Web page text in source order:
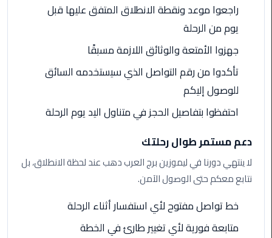
مطار
القاهرة
ليموزين
الدقي
للاسكندرية
ليموزين
العجوزه
ليموزين
راجعوا موعد ونقطة الانطلاق المتفق عليها قبل
يوم من الرحلة
جهزوا الأمتعة والوثائق اللازمة مسبقًا
تأكدوا من رقم التواصل الذي سيستخدمه السائق
للوصول إليكم
احتفظوا بتفاصيل الحجز في متناول اليد يوم الرحلة
دعم مستمر طوال رحلتك
لا ينتهي دورنا في ليموزين برج العرب دهب عند لحظة الانطلاق، بل
نتابع معكم حتى الوصول الآمن.
خط تواصل مفتوح لأي استفسار أثناء الرحلة
متابعة فورية لأي تغيير طارئ في الخطة